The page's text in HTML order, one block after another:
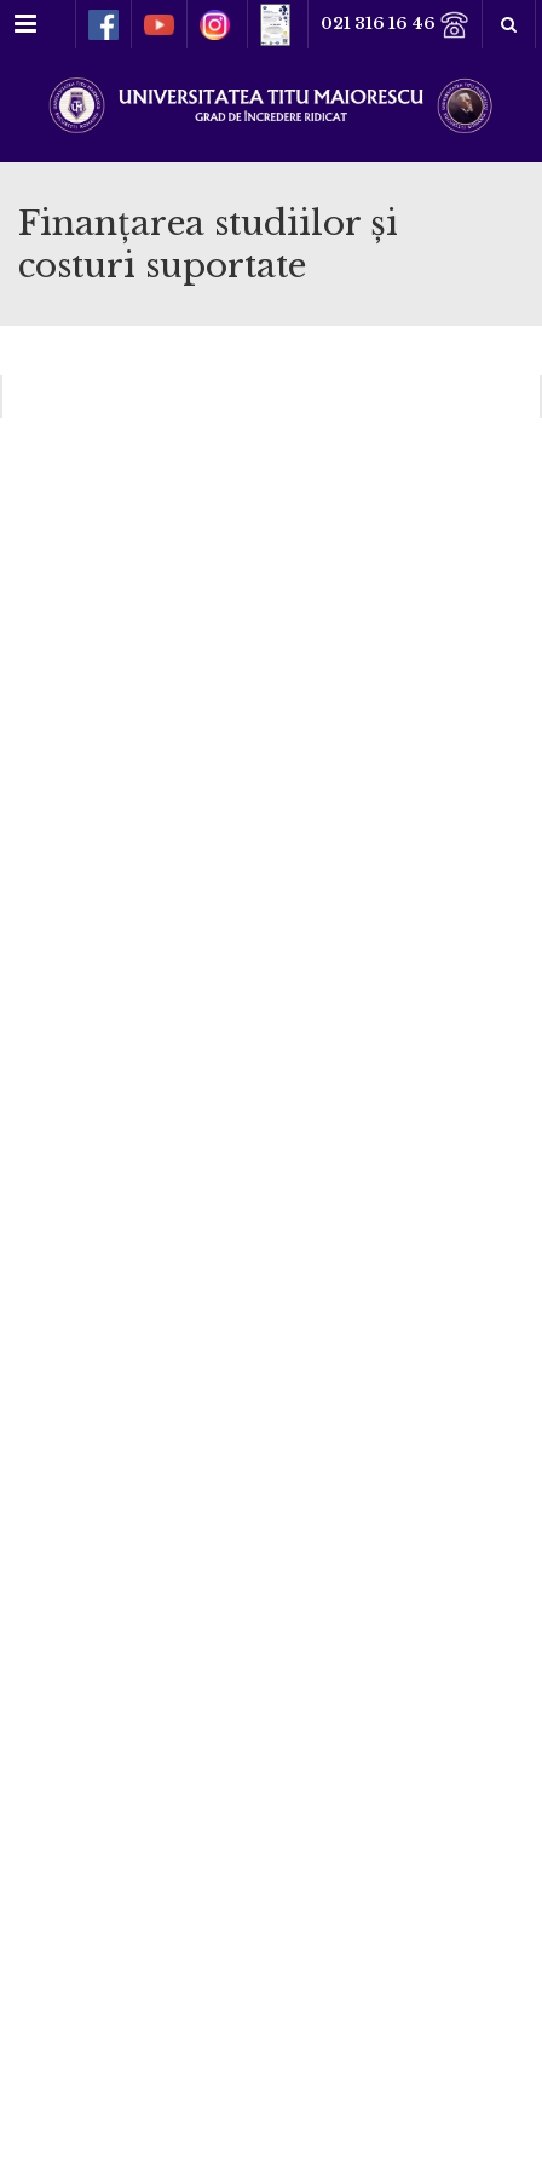
Meniu 021 316 16 46
Finanţarea studiilor şi
costuri suportate